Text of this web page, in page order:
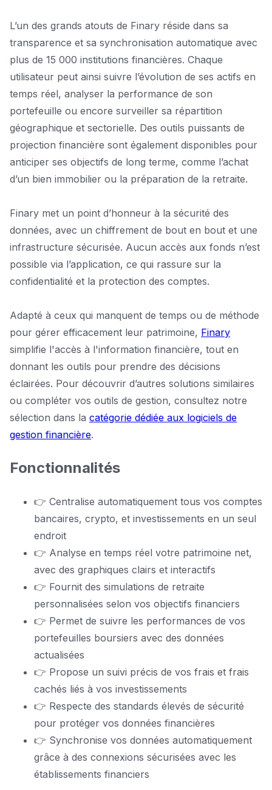
L’un des grands atouts de Finary réside dans sa
transparence et sa synchronisation automatique avec
plus de 15 000 institutions financières. Chaque
utilisateur peut ainsi suivre l’évolution de ses actifs en
temps réel, analyser la performance de son
portefeuille ou encore surveiller sa répartition
géographique et sectorielle. Des outils puissants de
projection financière sont également disponibles pour
anticiper ses objectifs de long terme, comme l’achat
d’un bien immobilier ou la préparation de la retraite.
Finary met un point d’honneur à la sécurité des
données, avec un chiffrement de bout en bout et une
infrastructure sécurisée. Aucun accès aux fonds n’est
possible via l’application, ce qui rassure sur la
confidentialité et la protection des comptes.
Adapté à ceux qui manquent de temps ou de méthode
pour gérer efficacement leur patrimoine, Finary
simplifie l'accès à l'information financière, tout en
donnant les outils pour prendre des décisions
éclairées. Pour découvrir d’autres solutions similaires
ou compléter vos outils de gestion, consultez notre
sélection dans la catégorie dédiée aux logiciels de
gestion financière.
Fonctionnalités
👉 Centralise automatiquement tous vos comptes
bancaires, crypto, et investissements en un seul
endroit
👉 Analyse en temps réel votre patrimoine net,
avec des graphiques clairs et interactifs
👉 Fournit des simulations de retraite
personnalisées selon vos objectifs financiers
👉 Permet de suivre les performances de vos
portefeuilles boursiers avec des données
actualisées
👉 Propose un suivi précis de vos frais et frais
cachés liés à vos investissements
👉 Respecte des standards élevés de sécurité
pour protéger vos données financières
👉 Synchronise vos données automatiquement
grâce à des connexions sécurisées avec les
établissements financiers